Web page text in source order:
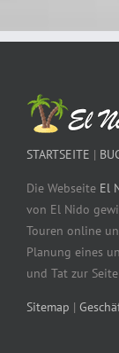
STARTSEITE |
Die Webseite El
von El Nido
Touren online
Planung eines
und Tat zur
Sitemap |